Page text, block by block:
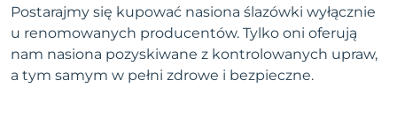
Postarajmy się kupować nasiona ślazówki wyłącznie
u renomowanych producentów. Tylko oni oferują
nam nasiona pozyskiwane z kontrolowanych upraw,
a tym samym w pełni zdrowe i bezpieczne.